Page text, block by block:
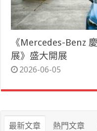
《Mercedes-Benz
展》盛大開展
2026-06-05
最新文章 熱門文章